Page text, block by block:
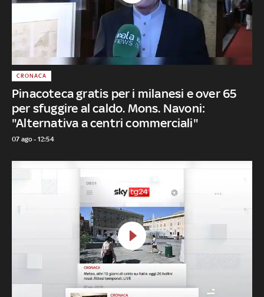
Pinacoteca gratis per i milanesi e over 65
per sfuggire al caldo. Mons. Navoni:
"Alternativa a centri commerciali"
CRONACA
07 ago - 12:54